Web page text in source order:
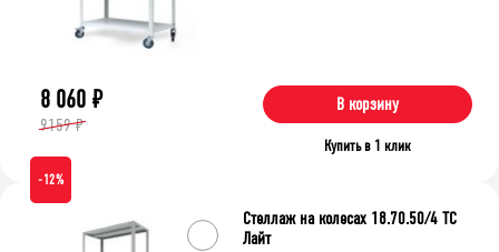
8 060 ₽
9159 ₽
В корзину
Купить в 1 клик
-12%
Стеллаж на колесах 18.70.50/4 ТС
Лайт